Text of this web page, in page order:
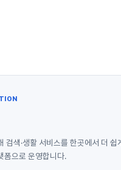
검색·생활 서비스를 한곳에서 더 쉽
폼으로 운영합니다.